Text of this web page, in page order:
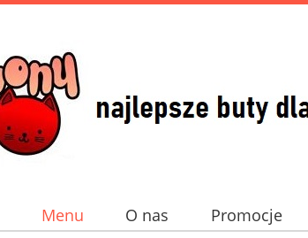
Menu O nas Promocje